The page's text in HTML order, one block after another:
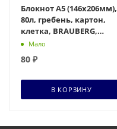
Блокнот А5 (146х206мм),
80л, гребень, картон,
клетка, BRAUBERG,
INDAY, ассорти, 121723
Мало
80 ₽
В КОРЗИНУ